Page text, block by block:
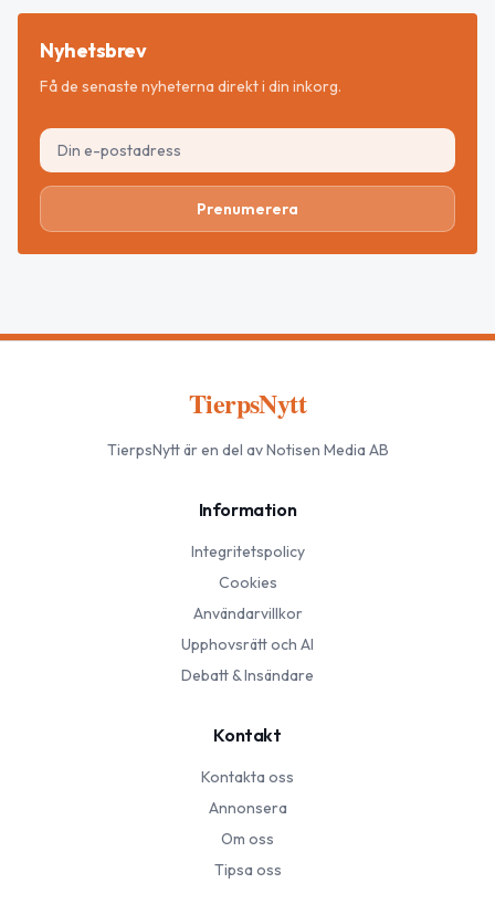
Nyhetsbrev
Få de senaste nyheterna direkt i din inkorg.
Prenumerera
TierpsNytt
TierpsNyttär en del av Notisen Media AB
Information
Integritetspolicy
Cookies
Användarvillkor
Upphovsrätt och AI
Debatt & Insändare
Kontakt
Kontakta oss
Annonsera
Om oss
Tipsa oss